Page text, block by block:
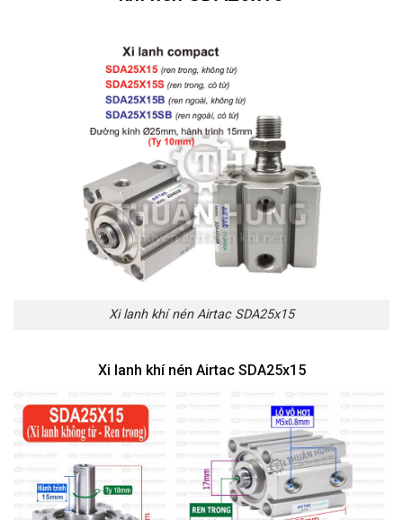
Xi lanh khí nén Airtac SDA25x15
Xi lanh khí nén Airtac SDA25x15